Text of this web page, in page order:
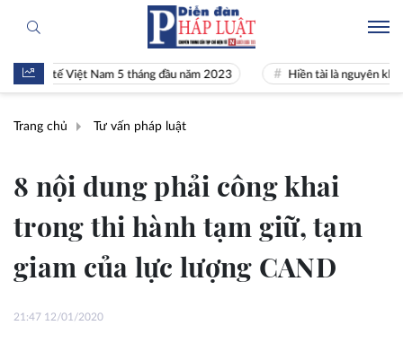
tế Việt Nam 5 tháng đầu năm 2023 Hiền tài là nguyên khí Quốc gia
Trang chủ Tư vấn pháp luật
8 nội dung phải công khai
trong thi hành tạm giữ, tạm
giam của lực lượng CAND
21:47 12/01/2020